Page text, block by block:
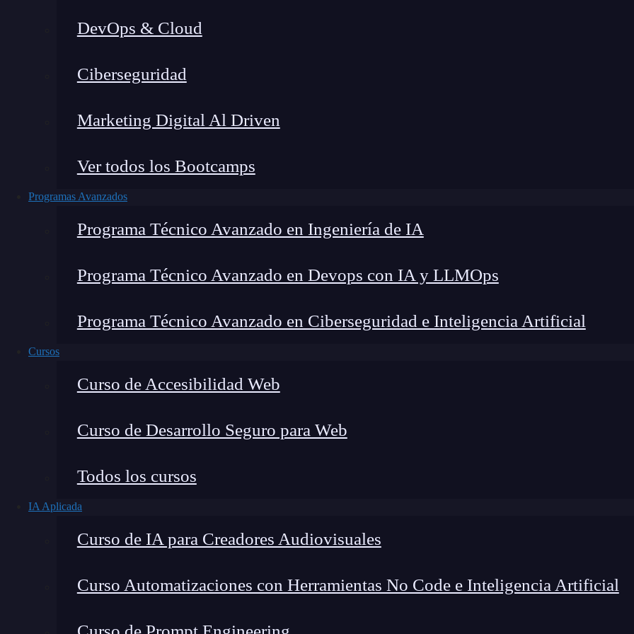
DevOps & Cloud
Ciberseguridad
Marketing Digital Al Driven
Ver todos los Bootcamps
Programas Avanzados
Programa Técnico Avanzado en Ingeniería de IA
Programa Técnico Avanzado en Devops con IA y LLMOps
Programa Técnico Avanzado en Ciberseguridad e Inteligencia Artificial
Cursos
Curso de Accesibilidad Web
Curso de Desarrollo Seguro para Web
Todos los cursos
IA Aplicada
Curso de IA para Creadores Audiovisuales
Curso Automatizaciones con Herramientas No Code e Inteligencia Artificial
Fernando Rodríguez
Planeta Cocoa: Agregador de blogs sobre Cocoa y Cocoa
Touch en Español